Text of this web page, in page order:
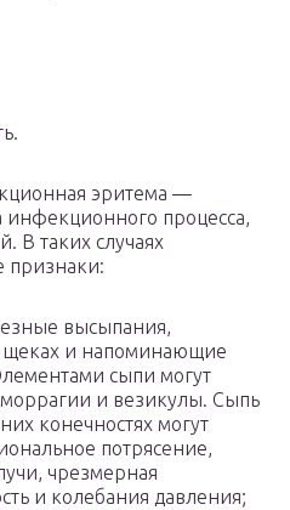
эритема —
процесса,
В таких случаях
признаки:
высыпания,
щеках и напоминающие
сыпи могут
и везикулы. Сыпь
конечностях могут
потрясение,
чрезмерная
и колебания давления;